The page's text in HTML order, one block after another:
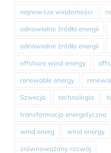
najnowsze wiadomości
odnawialne źródła energii
odnawialne źródła energii
offshore wind energy
renewable energy
Szwecja technologia
transformacja energetyczna
wind energ wind energy
zrównoważony rozwój